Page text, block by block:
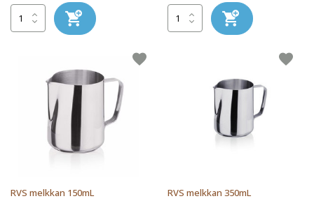
RVS melkkan 150mL RVS melkkan 350mL